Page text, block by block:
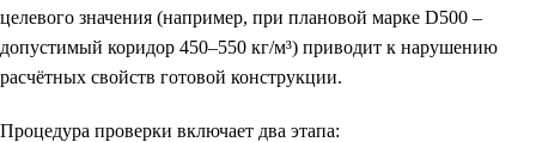
целевого значения (например, при плановой марке D500 –
допустимый коридор 450–550 кг/м³) приводит к нарушению
расчётных свойств готовой конструкции.
Процедура проверки включает два этапа: